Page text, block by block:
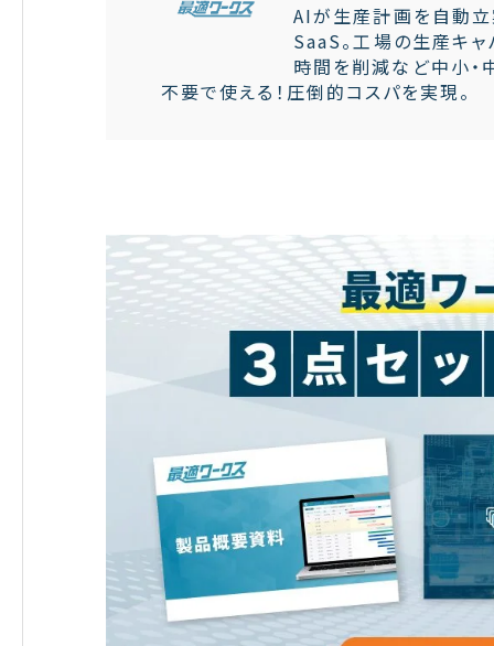
AIが生産計画を自動立
SaaS。工場の生産キ
時間を削減など中小・
不要で使える！圧倒的コスパを実現。